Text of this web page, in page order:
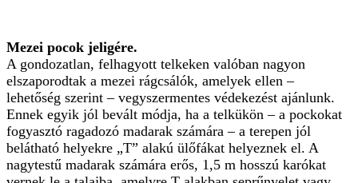
Mezei pocok jeligére.
A gondozatlan, felhagyott telkeken valóban nagyon
elszaporodtak a mezei rágcsálók, amelyek ellen –
lehetőség szerint – vegyszermentes védekezést ajánlunk.
Ennek egyik jól bevált módja, ha a telkükön – a pockokat
fogyasztó ragadozó madarak számára – a terepen jól
belátható helyekre „T” alakú ülőfákat helyeznek el. A
nagytestű madarak számára erős, 1,5 m hosszú karókat